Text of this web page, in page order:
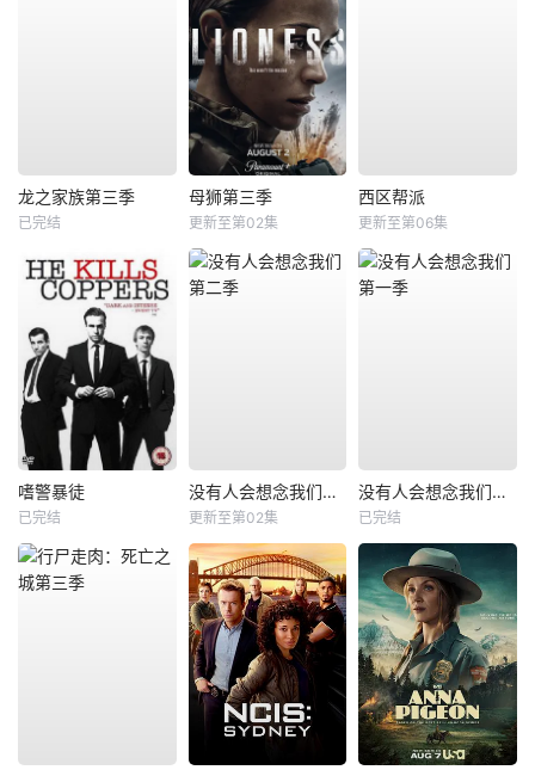
龙之家族第三季
已完结
母狮第三季
更新至第02集
西区帮派
更新至第06集
嗜警暴徒
已完结
没有人会想念我们第二季
更新至第02集
没有人会想念我们第一季
已完结